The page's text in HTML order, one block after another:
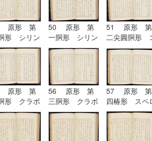
原形 第
形 シリン
50 原形 第
一胴形 シリン
ドル
51 原形 第
二尖圓胴形
ノイド
原形 第
形 クラボ
56 原形 第
三胴形 クラボ
イド| 原形
第四椿形 スペ
ロイド
57 原形 第
四椿形 スペ
イド